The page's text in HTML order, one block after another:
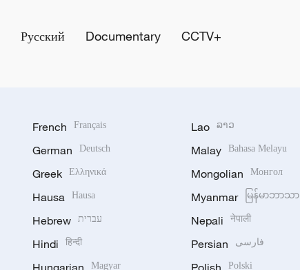
Русский Documentary CCTV+
French Français
German Deutsch
Greek Ελληνικά
Hausa Hausa
Hebrew עברית
Hindi हिन्दी
Magyar
Lao ລາວ
Malay Bahasa Melayu
Mongolian Монгол
Myanmar မြန်မာဘာသာ
Nepali नेपाली
Persian فارسی
Polski